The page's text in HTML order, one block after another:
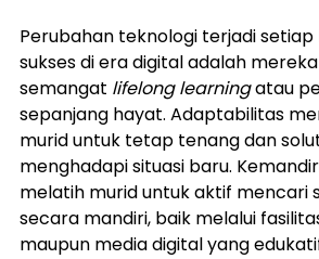
Perubahan teknologi terjadi setiap
sukses di era digital adalah
semangat lifelong learning atau
sepanjang hayat. Adaptabilitas
murid untuk tetap tenang dan
menghadapi situasi baru.
melatih murid untuk aktif mencari
secara mandiri, baik melalui
maupun media digital yang